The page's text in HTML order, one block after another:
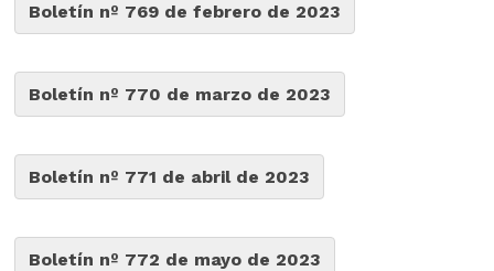
Boletín nº 769 de febrero de 2023
Boletín nº 770 de marzo de 2023
Boletín nº 771 de abril de 2023
Boletín nº 772 de mayo de 2023